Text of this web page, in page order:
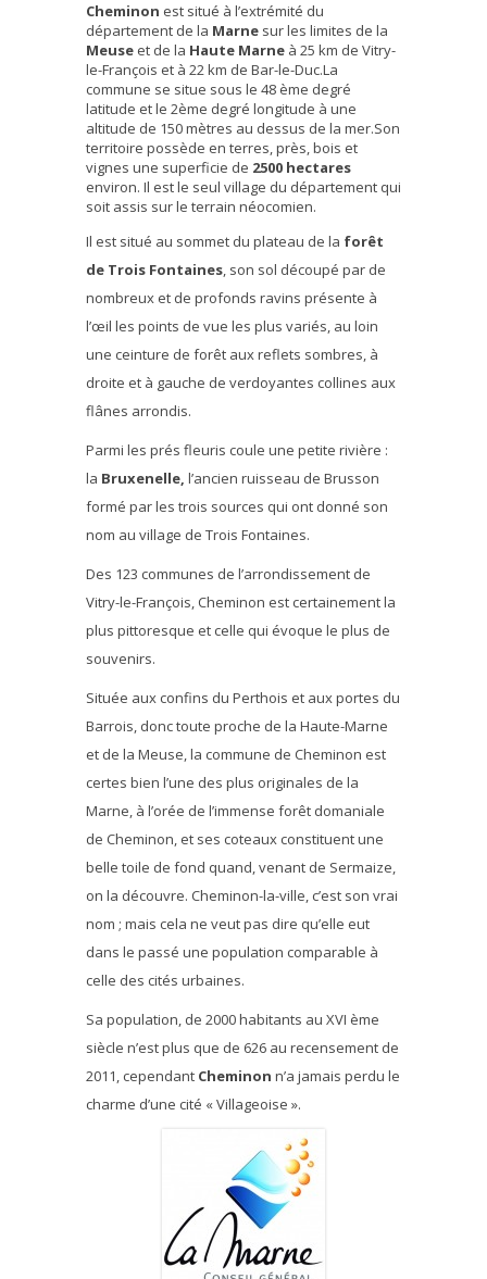
Cheminon est situé à l’extrémité du
département de la Marne sur les limites de la
Meuse et de la Haute Marne à 25 km de Vitry-
le-François et à 22 km de Bar-le-Duc.La
commune se situe sous le 48 ème degré
latitude et le 2ème degré longitude à une
altitude de 150 mètres au dessus de la mer.Son
territoire possède en terres, près, bois et
vignes une superficie de 2500 hectares
environ. Il est le seul village du département qui
soit assis sur le terrain néocomien.
Il est situé au sommet du plateau de la forêt
de Trois Fontaines, son sol découpé par de
nombreux et de profonds ravins présente à
l’œil les points de vue les plus variés, au loin
une ceinture de forêt aux reflets sombres, à
droite et à gauche de verdoyantes collines aux
flânes arrondis.
Parmi les prés fleuris coule une petite rivière :
la Bruxenelle, l’ancien ruisseau de Brusson
formé par les trois sources qui ont donné son
nom au village de Trois Fontaines.
Des 123 communes de l’arrondissement de
Vitry-le-François, Cheminon est certainement la
plus pittoresque et celle qui évoque le plus de
souvenirs.
Située aux confins du Perthois et aux portes du
Barrois, donc toute proche de la Haute-Marne
et de la Meuse, la commune de Cheminon est
certes bien l’une des plus originales de la
Marne, à l’orée de l’immense forêt domaniale
de Cheminon, et ses coteaux constituent une
belle toile de fond quand, venant de Sermaize,
on la découvre. Cheminon-la-ville, c’est son vrai
nom ; mais cela ne veut pas dire qu’elle eut
dans le passé une population comparable à
celle des cités urbaines.
Sa population, de 2000 habitants au XVI ème
siècle n’est plus que de 626 au recensement de
2011, cependant Cheminon n’a jamais perdu le
charme d’une cité « Villageoise ».